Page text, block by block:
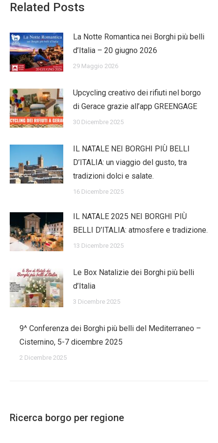
Related Posts
La Notte Romantica nei Borghi più belli
d’Italia – 20 giugno 2026
29 Maggio 2026
Upcycling creativo dei rifiuti nel borgo
di Gerace grazie all’app GREENGAGE
30 Dicembre 2025
IL NATALE NEI BORGHI PIÙ BELLI
D’ITALIA: un viaggio del gusto, tra
tradizioni dolci e salate.
16 Dicembre 2025
IL NATALE 2025 NEI BORGHI PIÙ
BELLI D’ITALIA: atmosfere e tradizione.
13 Dicembre 2025
Le Box Natalizie dei Borghi più belli
d’Italia
3 Dicembre 2025
9^ Conferenza dei Borghi più belli del Mediterraneo –
Cisternino, 5-7 dicembre 2025
2 Dicembre 2025
Ricerca borgo per regione